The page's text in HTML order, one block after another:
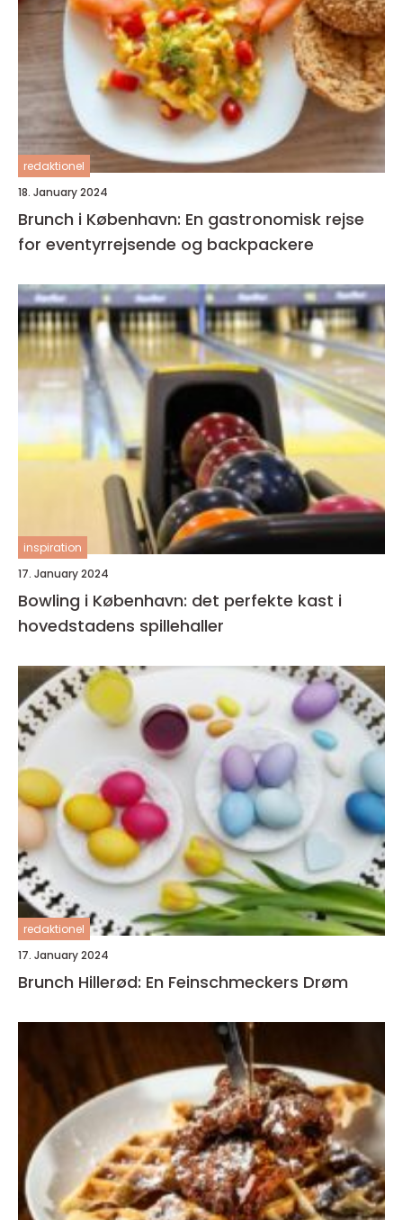
redaktionel
18. January 2024
Brunch i København: En gastronomisk rejse
for eventyrrejsende og backpackere
inspiration
17. January 2024
Bowling i København: det perfekte kast i
hovedstadens spillehaller
redaktionel
17. January 2024
Brunch Hillerød: En Feinschmeckers Drøm